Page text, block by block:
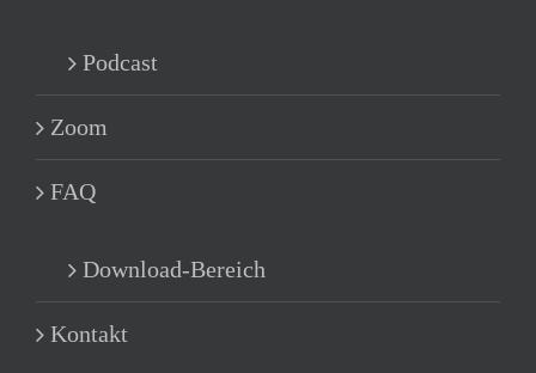
Podcast
Zoom
FAQ
Download-Bereich
Kontakt